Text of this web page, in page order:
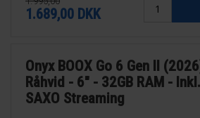
1.689,00 DKK
Onyx BOOX Go 6 Gen II
Råhvid - 6" - 32GB RAM -
SAXO Streaming